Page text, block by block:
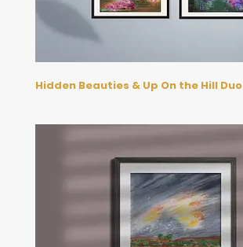
Hidden Beauties & Up On the Hill Duo